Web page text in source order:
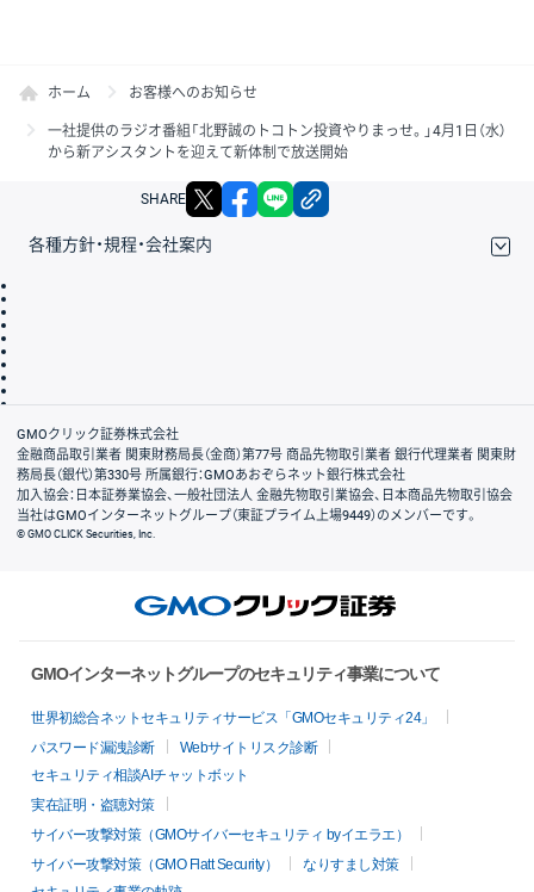
ホーム お客様へのお知らせ
一社提供のラジオ番組「北野誠のトコトン投資やりまっせ。」4月1日（水）
から新アシスタントを迎えて新体制で放送開始
SHARE X facebook
各種方針・規程・会社案内
会社案内
GMOクリック証券株式会社
金融商品取引業者 関東財務局長（金商）第77号 商品先物取引業者 銀行代理業者 関東財
務局長（銀代）第330号 所属銀行：GMOあおぞらネット銀行株式会社
加入協会：日本証券業協会、一般社団法人 金融先物取引業協会、日本商品先物取引協会
当社はGMOインターネットグループ（東証プライム上場9449）のメンバーです。
© GMO CLICK Securities, Inc.
GMOインターネットグループのセキュリティ事業について
世界初総合ネットセキュリティサービス「GMOセキュリティ24」
パスワード漏洩診断
Webサイトリスク診断
セキュリティ相談AIチャットボット
実在証明・盗聴対策
サイバー攻撃対策（GMOサイバーセキュリティ byイエラエ）
サイバー攻撃対策（GMO Flatt Security）
なりすまし対策